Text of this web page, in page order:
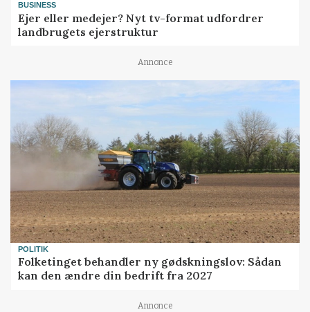
BUSINESS
Ejer eller medejer? Nyt tv-format udfordrer
landbrugets ejerstruktur
Annonce
POLITIK
Folketinget behandler ny gødskningslov: Sådan
kan den ændre din bedrift fra 2027
Annonce